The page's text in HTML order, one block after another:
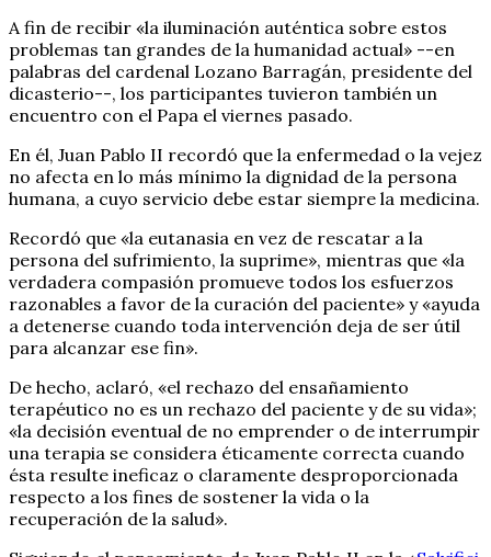
A fin de recibir «la iluminación auténtica sobre estos
problemas tan grandes de la humanidad actual» --en
palabras del cardenal Lozano Barragán, presidente del
dicasterio--, los participantes tuvieron también un
encuentro con el Papa el viernes pasado.
En él, Juan Pablo II recordó que la enfermedad o la vejez
no afecta en lo más mínimo la dignidad de la persona
humana, a cuyo servicio debe estar siempre la medicina.
Recordó que «la eutanasia en vez de rescatar a la
persona del sufrimiento, la suprime», mientras que «la
verdadera compasión promueve todos los esfuerzos
razonables a favor de la curación del paciente» y «ayuda
a detenerse cuando toda intervención deja de ser útil
para alcanzar ese fin».
De hecho, aclaró, «el rechazo del ensañamiento
terapéutico no es un rechazo del paciente y de su vida»;
«la decisión eventual de no emprender o de interrumpir
una terapia se considera éticamente correcta cuando
ésta resulte ineficaz o claramente desproporcionada
respecto a los fines de sostener la vida o la
recuperación de la salud».